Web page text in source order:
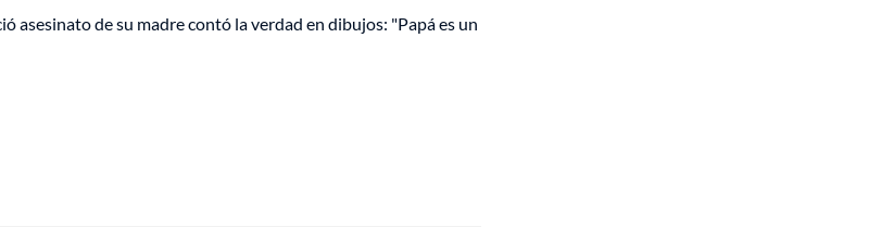
asesinato de su madre contó la verdad en dibujos: "Papá es un